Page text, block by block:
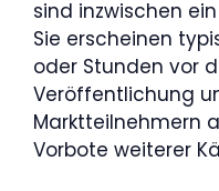
sind inzwischen
Sie erscheinen
oder Stunden vor
Veröffentlichung
Marktteilnehmern
Vorbote weiterer